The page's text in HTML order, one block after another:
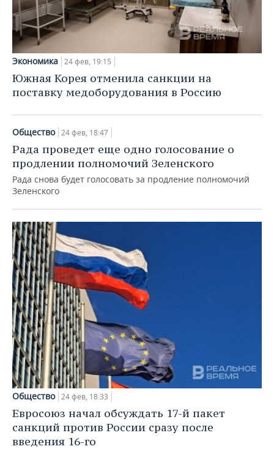
Экономика 24 фев, 19:15
Южная Корея отменила санкции на
поставку медоборудования в Россию
Общество 24 фев, 18:47
Рада проведет еще одно голосование о
продлении полномочий Зеленского
Рада снова будет голосовать за продление полномочий
Зеленского
Общество 24 фев, 18:33
Евросоюз начал обсуждать 17-й пакет
санкций против России сразу после
введения 16-го